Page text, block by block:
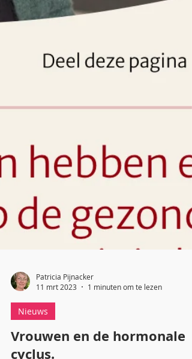
Patricia Pijnacker
11 mrt 2023
Nieuws